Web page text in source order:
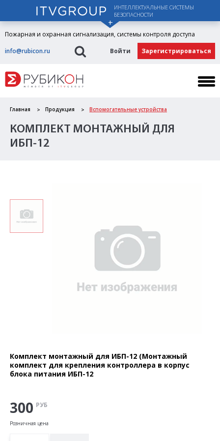
ИНТЕЛЛЕКТУАЛЬНЫЕ СИСТЕМЫ
БЕЗОПАСНОСТИ
Пожарная и охранная сигнализация, системы контроля доступа
info@rubicon.ru
Войти Зарегистрироваться
Главная Продукция Вспомогательные устройства
КОМПЛЕКТ МОНТАЖНЫЙ ДЛЯ
ИБП-12
Комплект монтажный для ИБП-12 (Монтажный
комплект для крепления контроллера в корпус
блока питания ИБП-12
300 РУБ
Розничная цена